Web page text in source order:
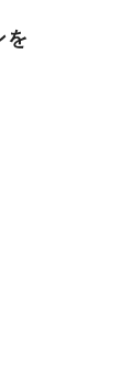
を